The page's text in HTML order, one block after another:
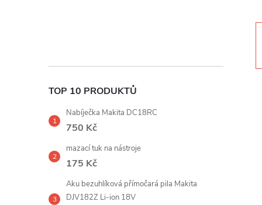
í
p
a
n
e
TOP 10 PRODUKTŮ
Nabíječka Makita DC18RC
750 Kč
mazací tuk na nástroje
175 Kč
Aku bezuhlíková přímočará pila Makita
DJV182Z Li-ion 18V